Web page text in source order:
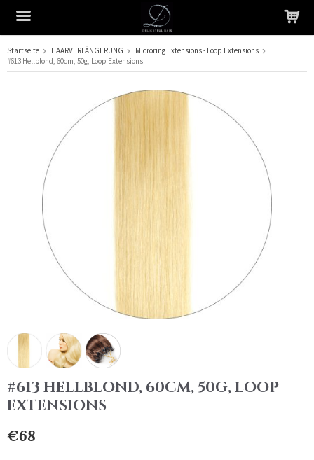
Das Produkt wurde in Ihren Warenkorb gelegt
Startseite HAARVERLÄNGERUNG
Microring Extensions - Loop Extensions
#613 Hellblond, 60cm, 50g, Loop Extensions
#613 HELLBLOND, 60CM, 50G, LOOP
EXTENSIONS
€68